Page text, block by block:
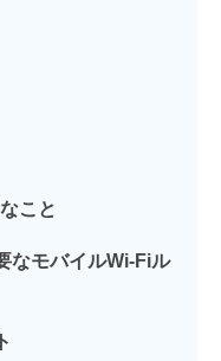
こと
なモバイルWi-Fiル